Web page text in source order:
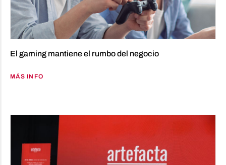
El gaming mantiene el rumbo del negocio
MÁS INFO